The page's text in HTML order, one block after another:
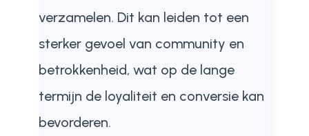
verzamelen. Dit kan leiden tot een
sterker gevoel van community en
betrokkenheid, wat op de lange
termijn de loyaliteit en conversie kan
bevorderen.